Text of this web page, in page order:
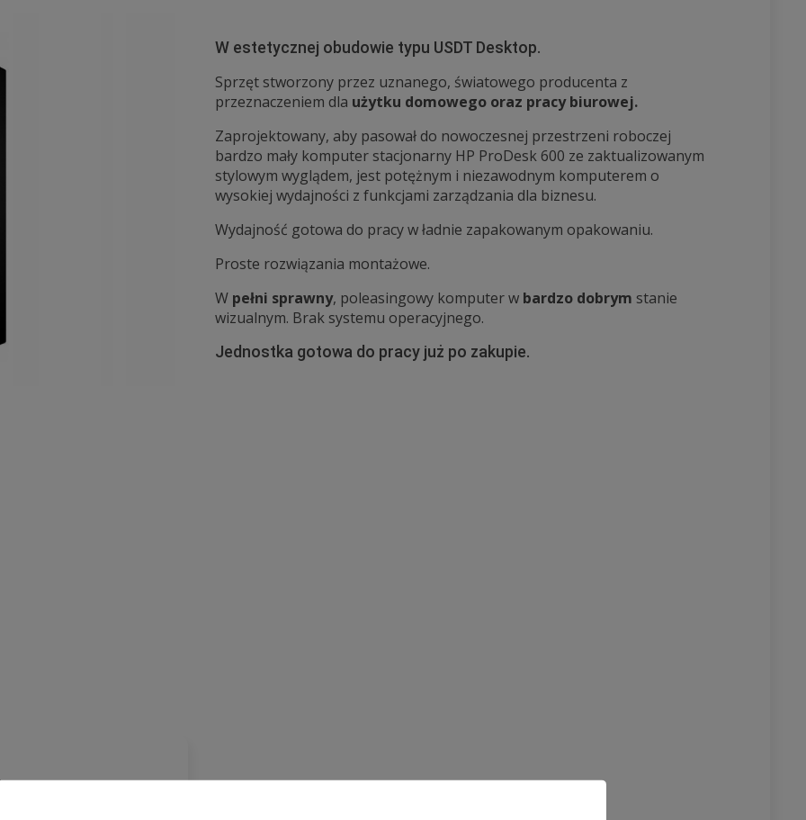
W estetycznej obudowie typu USDT Desktop.
Sprzęt stworzony przez uznanego, światowego producenta z
przeznaczeniem dla użytku domowego oraz pracy biurowej.
Zaprojektowany, aby pasował do nowoczesnej przestrzeni roboczej
bardzo mały komputer stacjonarny HP ProDesk 600 ze zaktualizowanym
stylowym wyglądem, jest potężnym i niezawodnym komputerem o
wysokiej wydajności z funkcjami zarządzania dla biznesu.
Wydajność gotowa do pracy w ładnie zapakowanym opakowaniu.
Proste rozwiązania montażowe.
W pełni sprawny, poleasingowy komputer w bardzo dobrym stanie
wizualnym. Brak systemu operacyjnego.
Jednostka gotowa do pracy już po zakupie.